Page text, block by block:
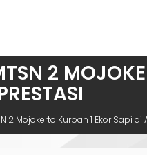
2
2 Mojokerto Kurban 1 Ekor Sapi